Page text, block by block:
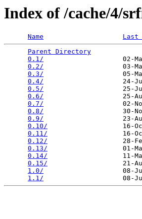
Index of /cache/4/
Name Last
Parent Directory
0.1/
0.2/
0.3/
0.4/
0.5/
0.6/
0.7/
0.8/
0.9/
0.10/
16-
0.11/
16-
0.12/
28-
0.13/
01-
0.14/
11-
0.15/
21-
1.0/
1.1/